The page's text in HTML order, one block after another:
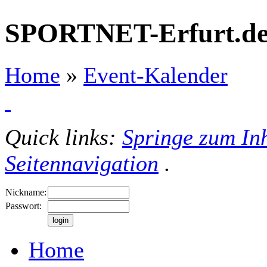
SPORTNET-
Home » Event-Kalender
Quick links: Springe zum
Seitennavigation .
Nickname:
Passwort:
Home